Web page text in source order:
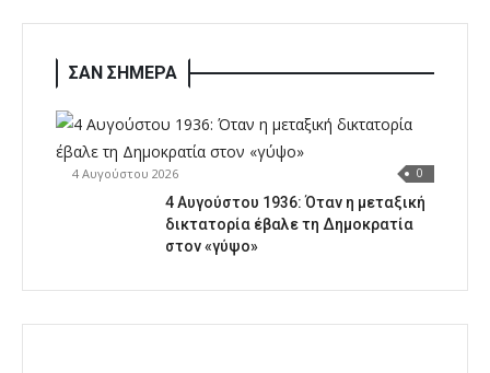
ΣΑΝ ΣΗΜΕΡΑ
4 Αυγούστου 2026 0
4 Αυγούστου 1936: Όταν η μεταξική
δικτατορία έβαλε τη Δημοκρατία
στον «γύψο»